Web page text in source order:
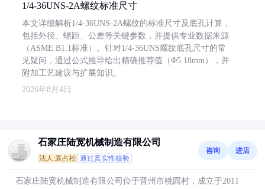
1/4-36UNS-2A螺纹标准尺寸
本文详细解析1/4-36UNS-2A螺纹的标准尺寸及底孔计算，
包括外径、螺距、公差等关键参数，并提供专业数据来源
（ASME B1.1标准）。针对1/4-36UNS螺纹底孔尺寸的常
见疑问，通过公式推导给出精确推荐值（Φ5.18mm），并
附加工艺建议与扩展知识。
2026年8月4日
石家庄陆宽机械制造有限公司
法人:袁占松 通过真实性核验
咨询 进店
石家庄陆宽机械制造有限公司位于晋州市桃园村，成立于2011